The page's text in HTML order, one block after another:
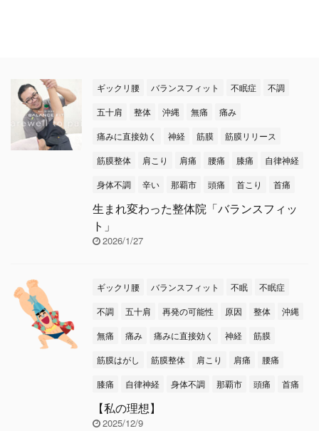
せ。 090-1081-5258
ギックリ腰 バランスフィット 不眠症
不調
五十肩
整体 沖縄 無痛
痛み
痛みに直接効く
神経 筋膜
筋膜リリース
筋膜整体
肩こり 肩痛 腰痛 膝痛
自律神経
身体不調
辛い 那覇市 頭痛 首こり 首痛
生まれ変わった整体院「バランスフィッ
ト」
2026/1/27
ギックリ腰 バランスフィット 不眠
不眠症
不調
五十肩 再発の可能性 原因 整体
沖縄
無痛
痛み 痛みに直接効く 神経
筋膜
筋膜はがし
筋膜整体 肩こり 肩痛
腰痛
膝痛
自律神経 身体不調 那覇市 頭痛 首痛
【私の理想】
2025/12/9